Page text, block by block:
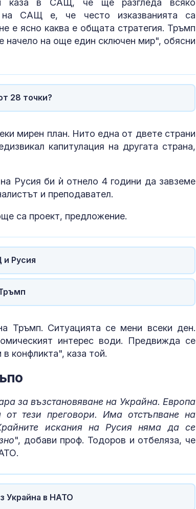
на САЩ е, че често изказванията са
е ясно каква е общата стратегия. Тръмп
начело на още един сключен мир", обясни
28 точки?
мирен план. Нито една от двете страни
капитулация на другата страна,
Русия би ѝ отнело 4 години да завземе
и преподавател.
са проект, предложение.
и Русия
Тръмп. Ситуацията се мени всеки ден.
интерес води. Предвижда се
конфликта", каза той.
за възстановяване на Украйна. Европа
тези преговори. Има отстъпване на
искания на Русия няма да се
", добави проф. Тодоров и отбеляза, че
Украйна в НАТО